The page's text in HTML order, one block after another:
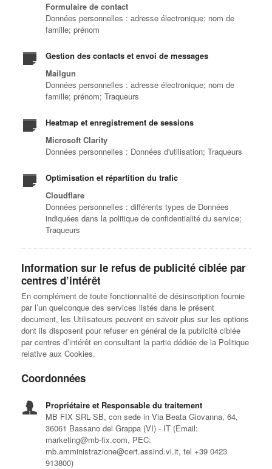
Formulaire de contact
Données personnelles : adresse électronique; nom de
famille; prénom
Gestion des contacts et envoi de messages
Mailgun
Données personnelles : adresse électronique; nom de
famille; prénom; Traqueurs
Heatmap et enregistrement de sessions
Microsoft Clarity
Données personnelles : Données d'utilisation; Traqueurs
Optimisation et répartition du trafic
Cloudflare
Données personnelles : différents types de Données
indiquées dans la politique de confidentialité du service;
Traqueurs
Information sur le refus de publicité ciblée par
centres d’intérêt
En complément de toute fonctionnalité de désinscription fournie
par l’un quelconque des services listés dans le présent
document, les Utilisateurs peuvent en savoir plus sur les options
dont ils disposent pour refuser en général de la publicité ciblée
par centres d’intérêt en consultant la partie dédiée de la Politique
relative aux Cookies.
Coordonnées
Propriétaire et Responsable du traitement
MB FIX SRL SB, con sede in Via Beata Giovanna, 64,
36061 Bassano del Grappa (VI) - IT (Email:
marketing@mb-fix.com, PEC:
mb.amministrazione@cert.assind.vi.it, tel +39 0423
913800)